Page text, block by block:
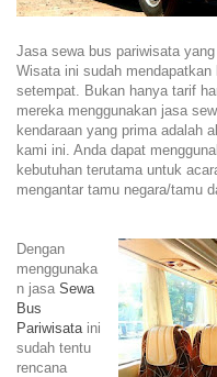
Jasa sewa bus pariwisata
Wisata ini sudah
setempat. Bukan hanya tarif
mereka menggunakan jasa
kendaraan yang prima adalah
kami ini. Anda dapat
kebutuhan terutama untuk
mengantar tamu negara/tamu
Dengan
menggunaka
n jasa Sewa
Bus
Pariwisataini
sudah tentu
rencana